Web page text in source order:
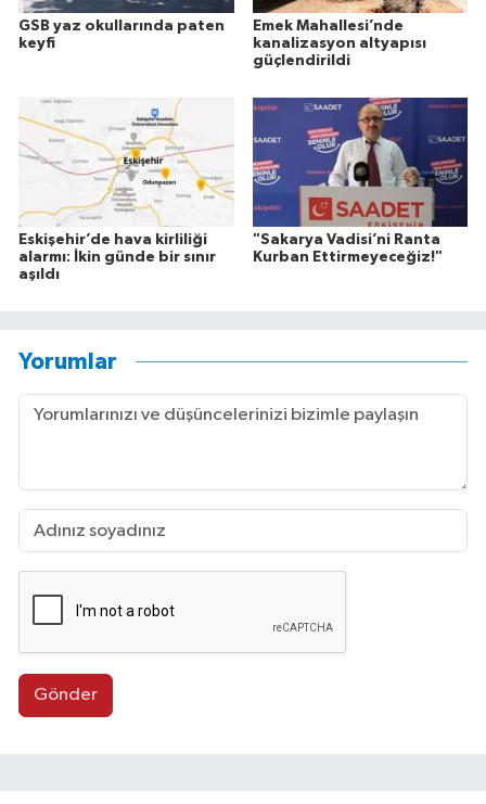
GSB yaz okullarında paten
keyfi
Emek Mahallesi’nde
kanalizasyon altyapısı
güçlendirildi
Eskişehir’de hava kirliliği
alarmı: İkin günde bir sınır
aşıldı
"Sakarya Vadisi’ni Ranta
Kurban Ettirmeyeceğiz!"
Yorumlar
Gönder